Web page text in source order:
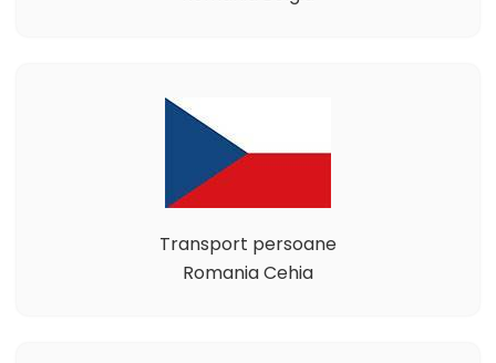
Transport persoane
Romania Cehia